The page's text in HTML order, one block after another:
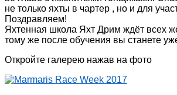
не только яхты в чартер , но и для
Поздравляем!
Яхтенная школа Яхт Дрим ждёт всех
тому же после обучения вы станете
Откройте галерею нажав на фото